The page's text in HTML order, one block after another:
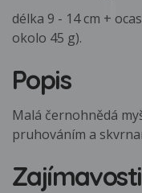
délka 9 - 14 cm +
okolo 45 g).
Popis
Malá černohnědá
pruhováním a
Zajímavosti